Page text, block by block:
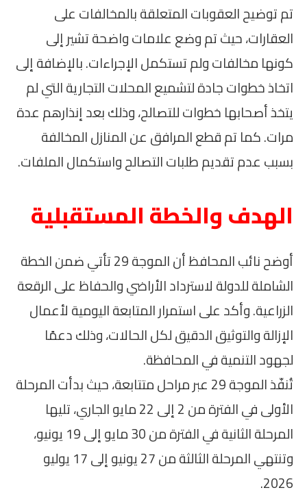
تم توضيح العقوبات المتعلقة بالمخالفات على
العقارات، حيث تم وضع علامات واضحة تشير إلى
كونها مخالفات ولم تستكمل الإجراءات. بالإضافة إلى
اتخاذ خطوات جادة لتشميع المحلات التجارية التي لم
يتخذ أصحابها خطوات للتصالح، وذلك بعد إنذارهم عدة
مرات. كما تم قطع المرافق عن المنازل المخالفة
بسبب عدم تقديم طلبات التصالح واستكمال الملفات.
الهدف والخطة المستقبلية
أوضح نائب المحافظ أن الموجة 29 تأتي ضمن الخطة
الشاملة للدولة لاسترداد الأراضي والحفاظ على الرقعة
الزراعية. وأكد على استمرار المتابعة اليومية لأعمال
الإزالة والتوثيق الدقيق لكل الحالات، وذلك دعمًا
لجهود التنمية في المحافظة.
تُنفّذ الموجة 29 عبر مراحل متتابعة، حيث بدأت المرحلة
الأولى في الفترة من 2 إلى 22 مايو الجاري، تليها
المرحلة الثانية في الفترة من 30 مايو إلى 19 يونيو،
وتنتهي المرحلة الثالثة من 27 يونيو إلى 17 يوليو
2026.